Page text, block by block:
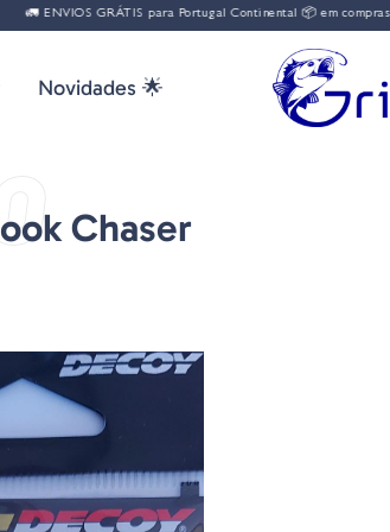
🚛 ENVIOS GRÁTIS para Portugal Continental 📦 em compras
Novidades 🌟
Chaser